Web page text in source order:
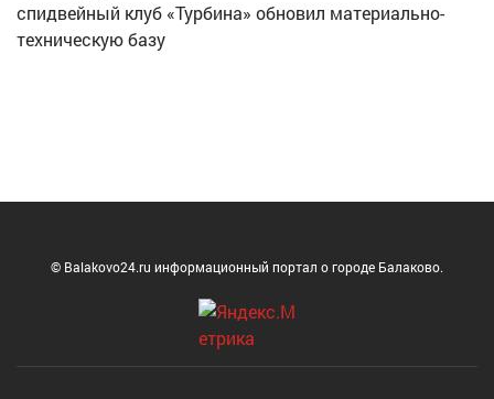
спидвейный клуб «Турбина» обновил материально-
техническую базу
© Balakovo24.ru информационный портал о городе Балаково.